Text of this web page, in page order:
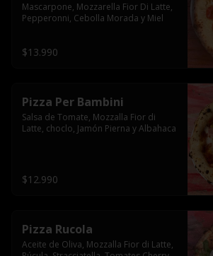
Mascarpone, Mozzarella Fior Di Latte,
Pepperonni, Cebolla Morada y Miel
$13.990
Pizza Per Bambini
Salsa de Tomate, Mozzalla Fior di
Latte, choclo, Jamón Pierna y Albahaca
$12.990
Pizza Rucola
Aceite de Oliva, Mozzalla Fior di Latte,